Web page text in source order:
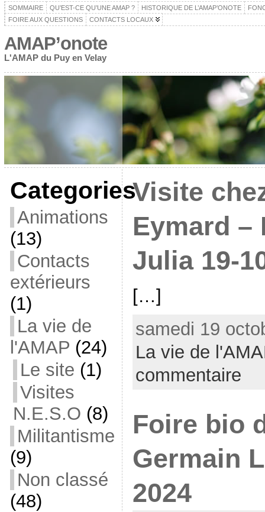
SOMMAIRE QU’EST-CE QU’UNE AMAP ? HISTORIQUE DE L’AMAP’ONOTE
FOIRE AUX QUESTIONS
CONTACTS LOCAUX
AMAP’onote
L'AMAP du Puy en Velay
Categories
Animations
(13)
Contacts
extérieurs
(1)
La vie de
l'AMAP (24)
Le site (1)
Visites
N.E.S.O (8)
Militantisme
(9)
Non classé
(48)
Visite
Eymard –
Julia 19-
[…]
samedi 19
La vie de
commentaire
Foire bio
Germain
2024